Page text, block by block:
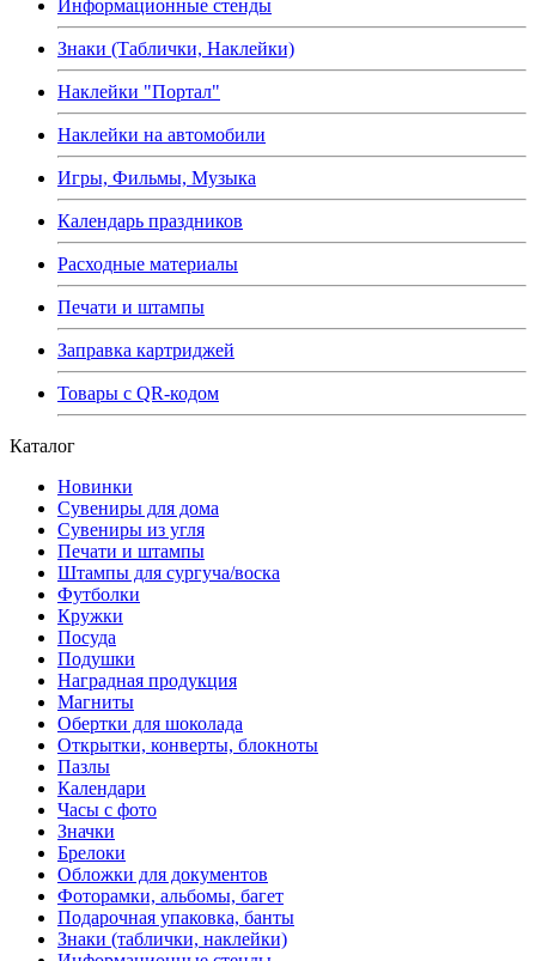
Информационные стенды
Знаки (Таблички, Наклейки)
Наклейки "Портал"
Наклейки на автомобили
Игры, Фильмы, Музыка
Календарь праздников
Расходные материалы
Печати и штампы
Заправка картриджей
Товары с QR-кодом
Каталог
Новинки
Сувениры для дома
Сувениры из угля
Печати и штампы
Штампы для сургуча/воска
Футболки
Кружки
Посуда
Подушки
Наградная продукция
Магниты
Обертки для шоколада
Открытки, конверты, блокноты
Пазлы
Календари
Часы с фото
Значки
Брелоки
Обложки для документов
Фоторамки, альбомы, багет
Подарочная упаковка, банты
Знаки (таблички, наклейки)